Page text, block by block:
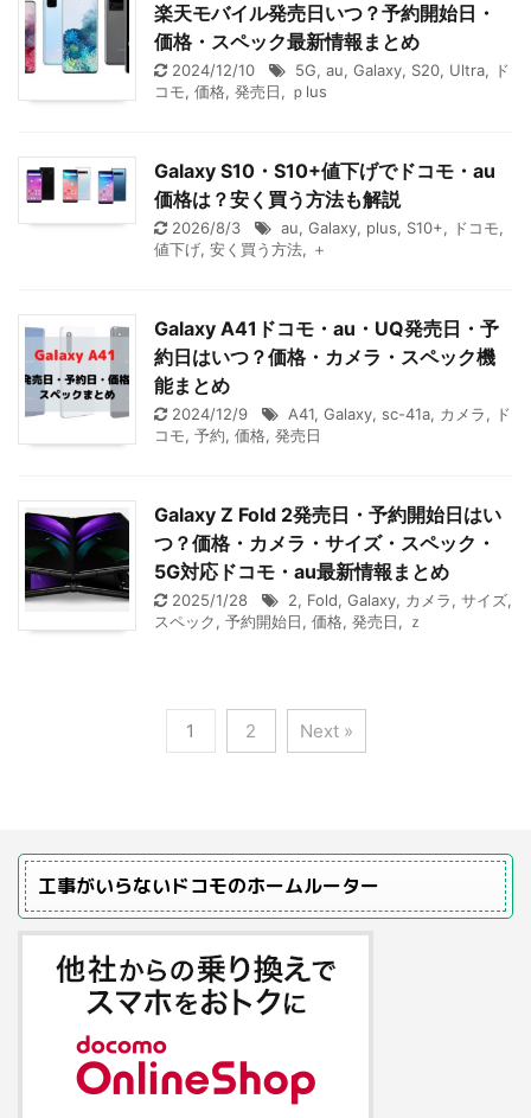
楽天モバイル発売日いつ？予約開始日・
価格・スペック最新情報まとめ
2024/12/10 5G, au, Galaxy, S20, Ultra, ド
コモ, 価格, 発売日, ｐlus
Galaxy S10・S10+値下げでドコモ・au
価格は？安く買う方法も解説
2026/8/3 au, Galaxy, plus, S10+, ドコモ,
値下げ, 安く買う方法, ＋
Galaxy A41ドコモ・au・UQ発売日・予
約日はいつ？価格・カメラ・スペック機
能まとめ
2024/12/9 A41, Galaxy, sc-41a, カメラ, ド
コモ, 予約, 価格, 発売日
Galaxy Z Fold 2発売日・予約開始日はい
つ？価格・カメラ・サイズ・スペック・
5G対応ドコモ・au最新情報まとめ
2025/1/28 2, Fold, Galaxy, カメラ, サイズ,
スペック, 予約開始日, 価格, 発売日, ｚ
1 2 Next »
工事がいらないドコモのホームルーター